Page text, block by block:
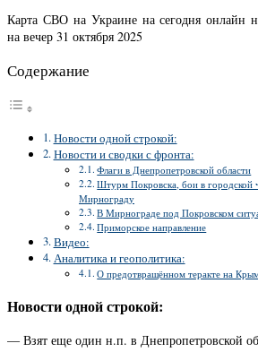
Карта СВО на Украине на сегодня онлайн
на вечер 31 октября 2025
Содержание
Новости одной строкой:
Новости и сводки с фронта:
Флаги в Днепропетровской области
Штурм Покровска, бои в городской
Мирнограду
В Мирнограде под Покровском
Приморское направление
Видео:
Аналитика и геополитика:
О предотвращённом теракте на
Новости одной строкой:
— Взят еще один н.п. в Днепропетровской